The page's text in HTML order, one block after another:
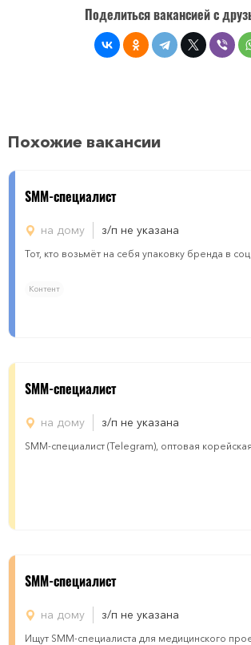
Поделиться вакансией с
Похожие вакансии
SMM-специалист
на дому з/п не указана
Тот, кто возьмёт на себя упаковку бренда в
Контент
SMM-специалист
на дому з/п не указана
SMM-специалист (Telegram), оптовая
SMM-специалист
на дому з/п не указана
Ищут SMM-специалиста для медицинского